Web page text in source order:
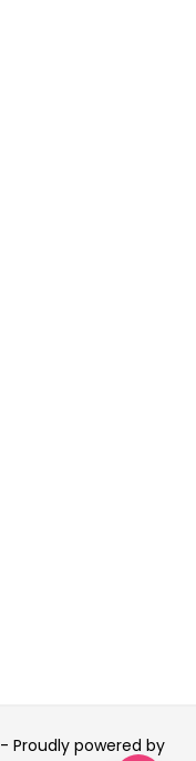
- Proudly powered by